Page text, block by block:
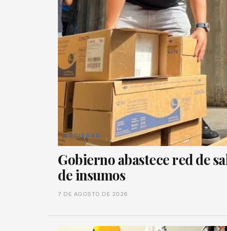
SOCIEDAD
Gobierno abastece red de
de insumos
7 DE AGOSTO DE 2026